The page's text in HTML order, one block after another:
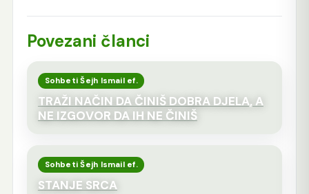
Povezani članci
Sohbeti Šejh Ismail ef.
TRAŽI NAČIN DA ČINIŠ DOBRA DJELA, A
NE IZGOVOR DA IH NE ČINIŠ
Sohbeti Šejh Ismail ef.
STANJE SRCA